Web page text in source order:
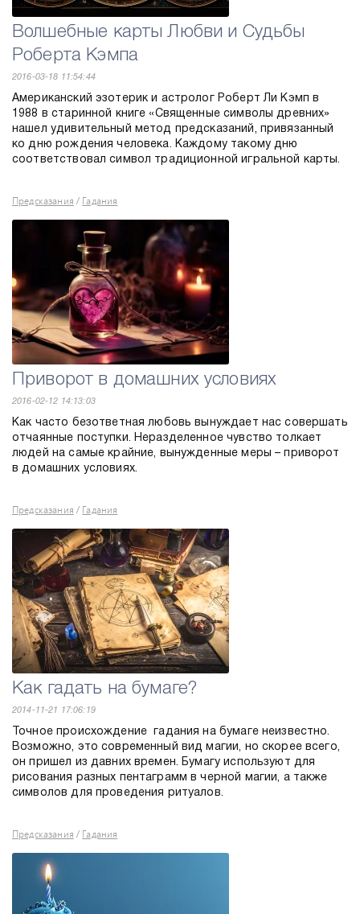
Волшебные карты Любви и Судьбы
Роберта Кэмпа
2016-03-18 11:54:44
Американский эзотерик и астролог Роберт Ли Кэмп в
1988 в старинной книге «Священные символы древних»
нашел удивительный метод предсказаний, привязанный
ко дню рождения человека. Каждому такому дню
соответствовал символ традиционной игральной карты.
Предсказания / Гадания
Приворот в домашних условиях
2016-02-12 14:13:03
Как часто безответная любовь вынуждает нас совершать
отчаянные поступки. Неразделенное чувство толкает
людей на самые крайние, вынужденные меры – приворот
в домашних условиях.
Предсказания / Гадания
Как гадать на бумаге?
2014-11-21 17:06:19
Точное происхождение гадания на бумаге неизвестно.
Возможно, это современный вид магии, но скорее всего,
он пришел из давних времен. Бумагу используют для
рисования разных пентаграмм в черной магии, а также
символов для проведения ритуалов.
Предсказания / Гадания